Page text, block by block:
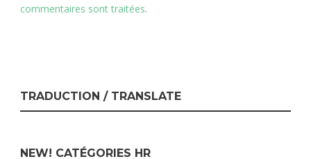
commentaires sont traitées.
TRADUCTION / TRANSLATE
NEW! CATÉGORIES HR